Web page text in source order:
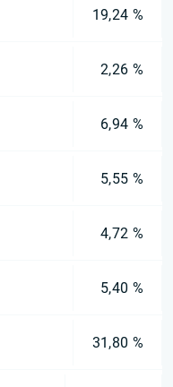
19,24 %
2,26 %
6,94 %
5,55 %
4,72 %
5,40 %
31,80 %